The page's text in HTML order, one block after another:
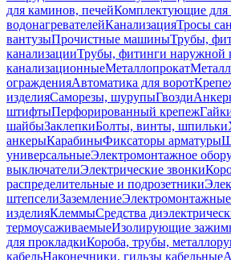
для каминов, печейКомплектующие для
водонагревателейКанализацияТросы
вантузыПрочистные машиныТрубы,
канализацииТрубы, фитинги наружной
канализационныеМеталлопрокат
огражденияАвтоматика для ворот
изделияСаморезы, шурупыГвозди
штифтыПерфорированный крепеж
шайбыЗаклепкиБолты, винты, шпильки
анкерыКарабиныФиксаторы арматуры
универсальныеЭлектромонтажное
выключателиЭлектрические звонки
распределительные и подрозетники
штепселиЗаземлениеЭлектромонтажные
изделияКлеммыСредства
термоусаживаемыеИзолирующие
для прокладкиКороба, трубы,
кабельНаконечники, гильзы кабельные